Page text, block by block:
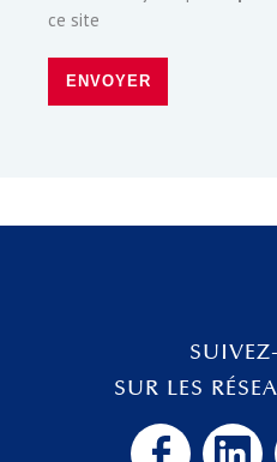
ce site
ENVOYER
SUR LES